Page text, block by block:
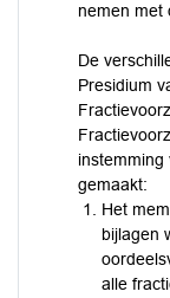
nemen met
De
Presidium
instemming
gemaakt:
Het
bijlagen
alle